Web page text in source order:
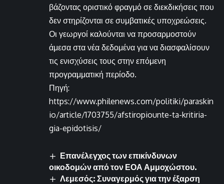
βάζοντας οριστικό φραγμό σε διεκδικήσεις που
δεν στηρίζονται σε συμβατικές υποχρεώσεις.
Οι γεωργοί καλούνται να προσαρμοστούν
άμεσα στα νέα δεδομένα για να διασφαλίσουν
τις ενισχύσεις τους στην επόμενη
προγραμματική περίοδο.
Πηγή:
https://www.philenews.com/politiki/paraskin
io/article/1703755/afstiropiounte-ta-kritiria-
gia-epidotisis/
Επανέλεγχος των επικίνδυνων
οικοδομών από τον ΕΟΑ Αμμοχώστου.
Λεμεσός: Συναγερμός για την έξαρση